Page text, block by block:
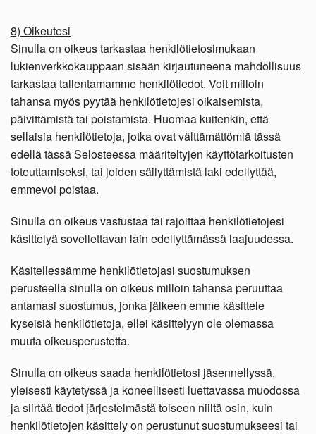
8) Oikeutesi
Sinulla on oikeus tarkastaa henkilötietosimukaan
lukienverkkokauppaan sisään kirjautuneena mahdollisuus
tarkastaa tallentamamme henkilötiedot. Voit milloin
tahansa myös pyytää henkilötietojesi oikaisemista,
päivittämistä tai poistamista. Huomaa kuitenkin, että
sellaisia henkilötietoja, jotka ovat välttämättömiä tässä
edellä tässä Selosteessa määriteltyjen käyttötarkoitusten
toteuttamiseksi, tai joiden säilyttämistä laki edellyttää,
emmevoi poistaa.
Sinulla on oikeus vastustaa tai rajoittaa henkilötietojesi
käsittelyä sovellettavan lain edellyttämässä laajuudessa.
Käsitellessämme henkilötietojasi suostumuksen
perusteella sinulla on oikeus milloin tahansa peruuttaa
antamasi suostumus, jonka jälkeen emme käsittele
kyseisiä henkilötietoja, ellei käsittelyyn ole olemassa
muuta oikeusperustetta.
Sinulla on oikeus saada henkilötietosi jäsennellyssä,
yleisesti käytetyssä ja koneellisesti luettavassa muodossa
ja siirtää tiedot järjestelmästä toiseen niiltä osin, kuin
henkilötietojen käsittely on perustunut suostumukseesi tai